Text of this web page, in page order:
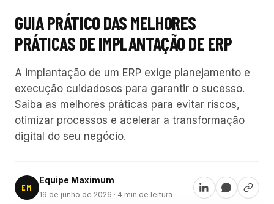
GUIA PRÁTICO DAS MELHORES
PRÁTICAS DE IMPLANTAÇÃO DE ERP
A implantação de um ERP exige planejamento e
execução cuidadosos para garantir o sucesso.
Saiba as melhores práticas para evitar riscos,
otimizar processos e acelerar a transformação
digital do seu negócio.
EM
Equipe Maximum
19 de junho de 2026 · 4 min de leitura